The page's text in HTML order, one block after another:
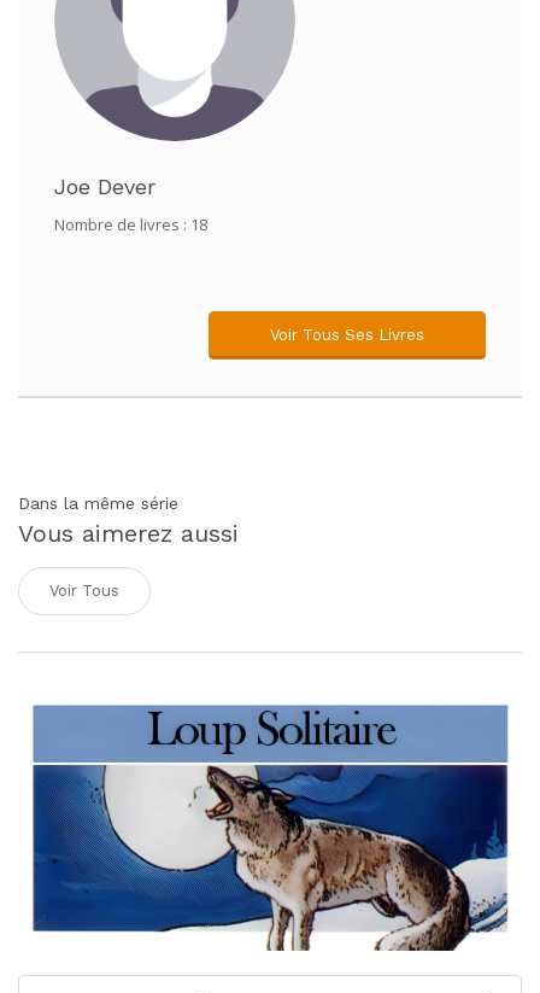
Joe Dever
Nombre de livres : 18
Voir Tous Ses Livres
Dans la même série
Vous aimerez aussi
Voir Tous